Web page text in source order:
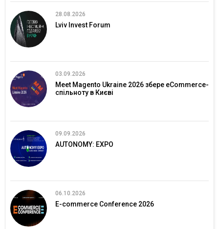
28.08.2026
Lviv Invest Forum
03.09.2026
Meet Magento Ukraine 2026 збере eCommerce-
спільноту в Києві
09.09.2026
AUTONOMY: EXPO
06.10.2026
E-commerce Conference 2026